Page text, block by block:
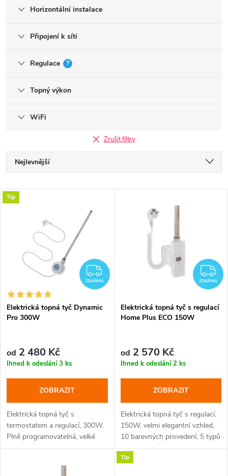
Horizontální instalace
Připojení k síti
Regulace ?
Topný výkon
WiFi
Zrušit filtry
Ř
a
í
p
o
u
k
Nejlevnější
Nejprodávanější
Abecedně
V
s
p
r
o
d
u
k
Tip
ZDARMA
ZDARMA
Elektrická topná tyč Dynamic
Pro 300W
od 2 480 Kč
Ihned k odeslání3 ks
ZOBRAZIT
Elektrická topná tyč s
termostatem a regulací, 300W.
Plně programovatelná, velké
množství topných programů.
a lesklý chrom a černá.
ZDARMA
Elektrická topná tyč s regulací
Home Plus ECO 150W
od 2 570 Kč
Ihned k odeslání2 ks
ZOBRAZIT
Elektrická topná tyč s regulací,
150W, velmi elegantní vzhled,
10 barevných provedení, 5 typů
krytek
Tip